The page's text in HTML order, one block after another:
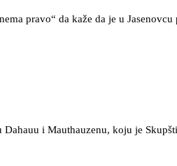
pravo“ da kaže da je u
i Mauthauzenu, koju je